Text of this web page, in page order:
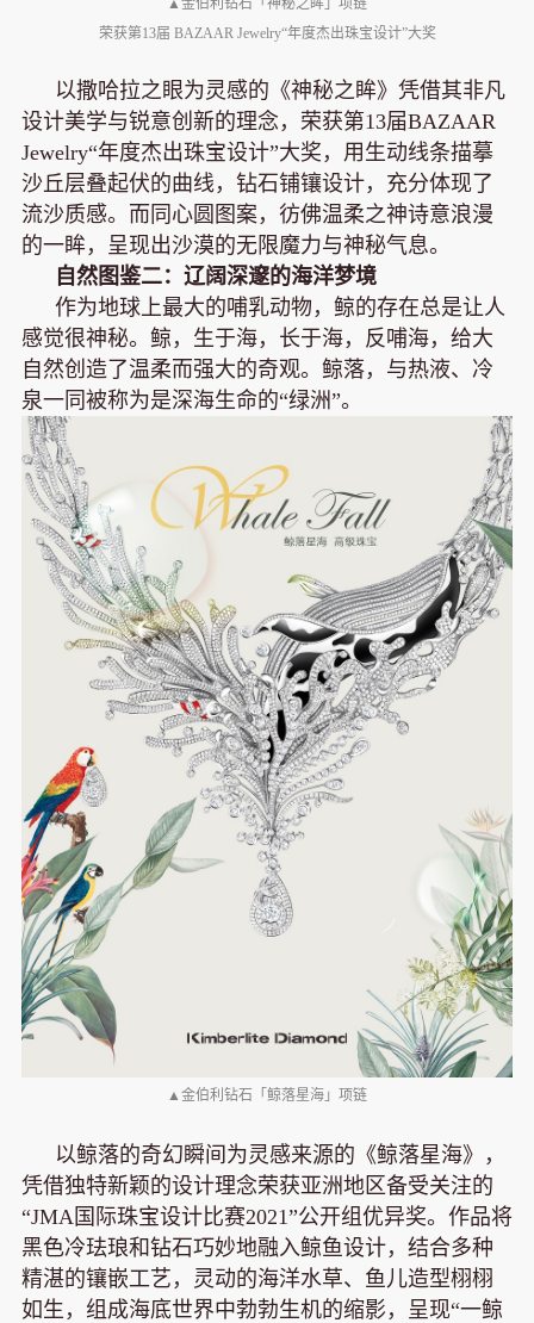
▲金伯利钻石「神秘之眸」项链
荣获第13届 BAZAAR Jewelry“年度杰出珠宝设计”大奖
以撒哈拉之眼为灵感的《神秘之眸》凭借其非凡
设计美学与锐意创新的理念，荣获第13届BAZAAR
Jewelry“年度杰出珠宝设计”大奖，用生动线条描摹
沙丘层叠起伏的曲线，钻石铺镶设计，充分体现了
流沙质感。而同心圆图案，彷佛温柔之神诗意浪漫
的一眸，呈现出沙漠的无限魔力与神秘气息。
自然图鉴二：辽阔深邃的海洋梦境
作为地球上最大的哺乳动物，鲸的存在总是让人
感觉很神秘。鲸，生于海，长于海，反哺海，给大
自然创造了温柔而强大的奇观。鲸落，与热液、冷
泉一同被称为是深海生命的“绿洲”。
▲金伯利钻石「鲸落星海」项链
以鲸落的奇幻瞬间为灵感来源的《鲸落星海》，
凭借独特新颖的设计理念荣获亚洲地区备受关注的
“JMA国际珠宝设计比赛2021”公开组优异奖。作品将
黑色冷珐琅和钻石巧妙地融入鲸鱼设计，结合多种
精湛的镶嵌工艺，灵动的海洋水草、鱼儿造型栩栩
如生，组成海底世界中勃勃生机的缩影，呈现“一鲸